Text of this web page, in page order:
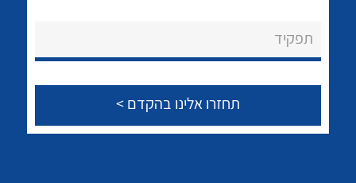
לכל מוצרי היצרן לכל מוצרי היצרן
תפקיד